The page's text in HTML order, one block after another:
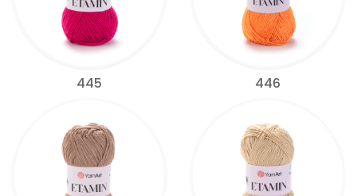
445 446